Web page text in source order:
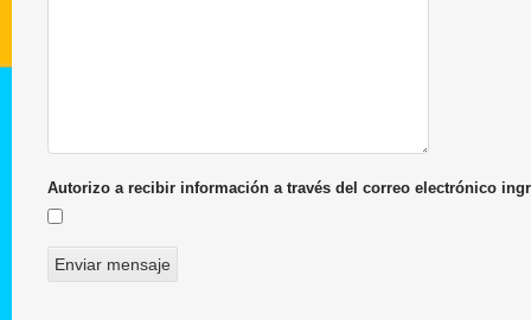
Autorizo a recibir información a través del correo electrónico